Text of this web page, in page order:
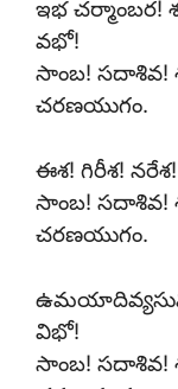
ఇభ చర్మాంబర!
వభో!
సాంబ! సదాశివ!
చరణయుగం.
ఈశ! గిరీశ!
సాంబ! సదాశివ!
చరణయుగం.
విభో!
సాంబ! సదాశివ!